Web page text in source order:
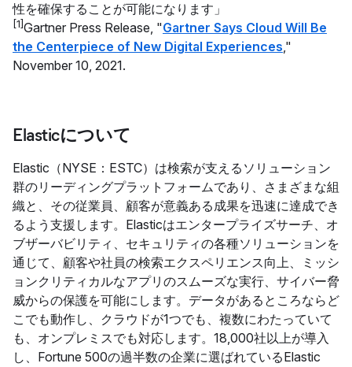
性を確保することが可能になります」
[1]Gartner Press Release, "Gartner Says Cloud Will Be
the Centerpiece of New Digital Experiences,"
November 10, 2021.
Elasticについて
Elastic（NYSE：ESTC）は検索が支えるソリューション
群のリーディングプラットフォームであり、さまざまな組
織と、その従業員、顧客が意義ある成果を迅速に達成でき
るよう支援します。Elasticはエンタープライズサーチ、オ
ブザーバビリティ、セキュリティの各種ソリューションを
通じて、顧客や社員の検索エクスペリエンス向上、ミッシ
ョンクリティカルなアプリのスムーズな実行、サイバー脅
威からの保護を可能にします。データがあるところならど
こでも動作し、クラウドが1つでも、複数にわたっていて
も、オンプレミスでも対応します。18,000社以上が導入
し、Fortune 500の過半数の企業に選ばれているElastic